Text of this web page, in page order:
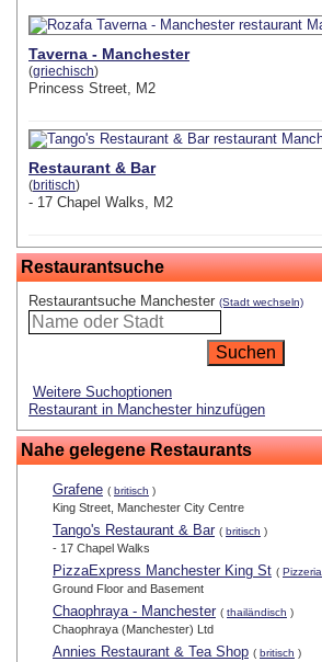
Taverna - Manchester
(griechisch)
Princess Street, M2
Restaurant & Bar
(britisch)
- 17 Chapel Walks, M2
Restaurantsuche
Restaurantsuche Manchester (Stadt wechseln)
Weitere Suchoptionen
Restaurant in Manchester hinzufügen
Nahe gelegene Restaurants
Grafene ( britisch )
King Street, Manchester City Centre
Tango's Restaurant & Bar ( britisch )
- 17 Chapel Walks
PizzaExpress Manchester King St ( Pizzeria
Ground Floor and Basement
Chaophraya - Manchester ( thailändisch )
Chaophraya (Manchester) Ltd
Annies Restaurant & Tea Shop ( britisch )